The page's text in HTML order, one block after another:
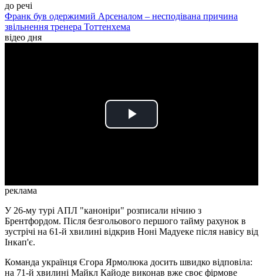
до речі
Франк був одержимий Арсеналом – несподівана причина
звільнення тренера Тоттенхема
відео дня
Play
реклама
У 26-му турі АПЛ "каноніри" розписали нічию з
Брентфордом. Після безгольового першого тайму рахунок в
зустрічі на 61-й хвилині відкрив Ноні Мадуеке після навісу від
Інкап'є.
Команда українця Єгора Ярмолюка досить швидко відповіла:
на 71-й хвилині Майкл Кайоде виконав вже своє фірмове